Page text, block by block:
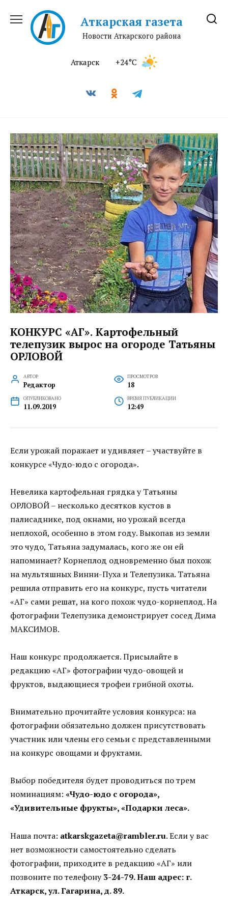
содержанию
Аткарская газета
Новости Аткарского района
Аткарск +24°C
КОНКУРС «АГ». Картофельный
телепузик вырос на огороде Татьяны
ОРЛОВОЙ
АВТОР
Редактор
ПРОСМОТРОВ
18
ОПУБЛИКОВАНО
11.09.2019
ВРЕМЯ ПУБЛИКАЦИИ
12:49
Если урожай поражает и удивляет – участвуйте в
конкурсе «Чудо-юдо с огорода».
Невелика картофельная грядка у Татьяны
ОРЛОВОЙ – несколько десятков кустов в
палисаднике, под окнами, но урожай всегда
неплохой, особенно в этом году. Выкопав из земли
это чудо, Татьяна задумалась, кого же он ей
напоминает? Корнеплод одновременно был похож
на мультяшных Винни-Пуха и Телепузика. Татьяна
решила отправить его на конкурс, пусть читатели
«АГ» сами решат, на кого похож чудо-корнеплод. На
фотографии Телепузика демонстрирует сосед Дима
МАКСИМОВ.
Наш конкурс продолжается. Присылайте в
редакцию «АГ» фотографии чудо-овощей и
фруктов, выдающиеся трофеи грибной охоты.
Внимательно прочитайте условия конкурса: на
фотографии обязательно должен присутствовать
участник или члены его семьи с представленными
на конкурс овощами и фруктами.
Выбор победителя будет проводиться по трем
номинациям: «Чудо-юдо с огорода»,
«Удивительные фрукты», «Подарки леса».
Наша почта: atkarskgazeta@rambler.ru. Если у вас
нет возможности самостоятельно сделать
фотографии, приходите в редакцию «АГ» или
позвоните по телефону3-24-79. Наш адрес: г.
Аткарск, ул. Гагарина, д. 89.